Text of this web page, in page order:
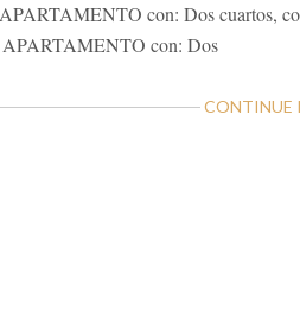
con: Dos cuartos,
con: Dos
CONTINUE